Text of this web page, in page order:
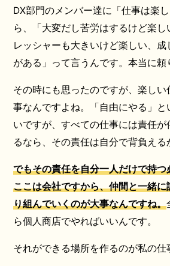
DX部門のメンバー達に「仕事は楽
ら、「大変だし苦労はするけど楽
レッシャーも大きいけど楽しい、
がある」って言うんです。本当に頼
その時にも思ったのですが、楽し
事なんですよね。「自由にやる」と
いですが、すべての仕事には責任
るなら、その責任は自分で背負える
でもその責任を自分一人だけで持
ここは会社ですから、仲間と一緒
り組んでいくのが大事なんですね。
ら個人商店でやればいいんです。
それができる場所を作るのが私の仕